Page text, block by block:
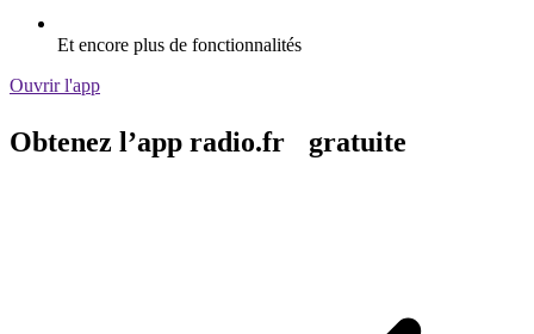
Et encore plus de fonctionnalités
Ouvrir l'app
Obtenez l’app radio.fr gratuite